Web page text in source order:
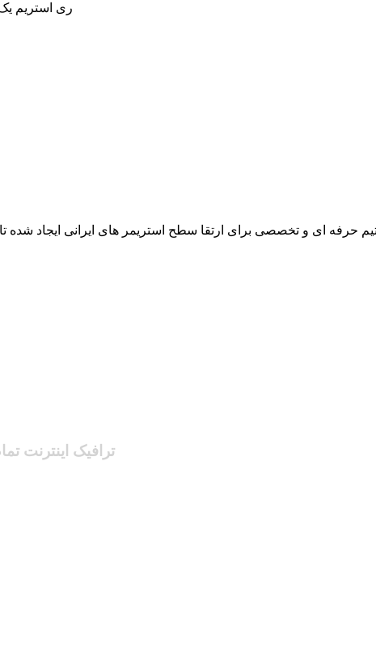
ری استریم
حرفه ای و تخصصی برای ارتقا سطح استریمر های ایرانی ایجاد شده
ترافیک اینترنت